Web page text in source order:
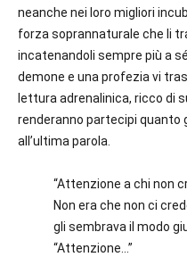
neanche nei loro migliori
forza soprannaturale che li
incatenandoli sempre più a
demone e una profezia vi
lettura adrenalinica, ricco di
renderanno partecipi
all’ultima parola.
“Attenzione a chi non
Non era che non ci
gli sembrava il modo
“Attenzione…”